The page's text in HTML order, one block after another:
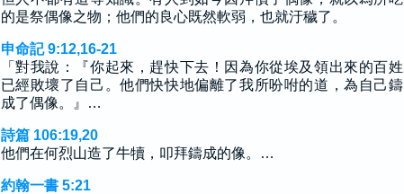
的是祭偶像之物；他們的良心既然軟弱，也就汙穢了。
申命記 9:12,16-21
「對我說：『你起來，趕快下去！因為你從埃及領出來的百姓
已經敗壞了自己。他們快快地偏離了我所吩咐的道，為自己鑄
成了偶像。』…
詩篇 106:19,20
他們在何烈山造了牛犢，叩拜鑄成的像。…
約翰一書 5:21